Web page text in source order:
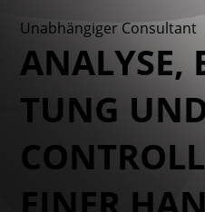
Unabhängiger Consultant
ANALYSE,
TUNG